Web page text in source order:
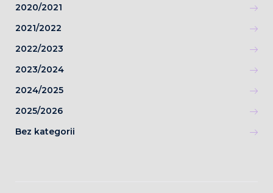
2020/2021
2021/2022
2022/2023
2023/2024
2024/2025
2025/2026
Bez kategorii